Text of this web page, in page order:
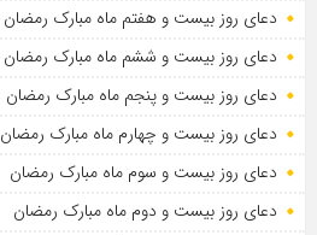
دعای روز بیست و هفتم ماه مبارک رمضان
دعای روز بیست و ششم ماه مبارک رمضان
دعای روز بیست و پنجم ماه مبارک رمضان
دعای روز بیست و چهارم ماه مبارک رمضان
دعای روز بیست و سوم ماه مبارک رمضان
دعای روز بیست و دوم ماه مبارک رمضان